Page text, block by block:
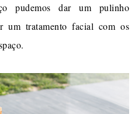
pudemos dar um pulinho
um tratamento facial com os